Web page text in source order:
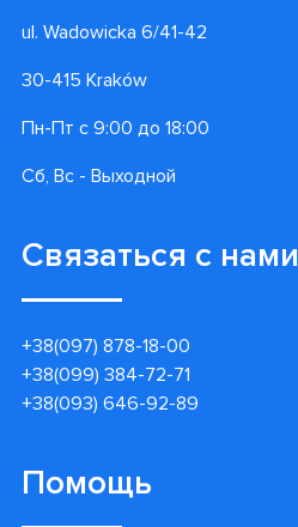
ul. Wadowicka 6/41-42
30-415 Kraków
Пн-Пт с 9:00 до 18:00
Сб, Вс - Выходной
Связаться с нами
+38(097) 878-18-00
+38(099) 384-72-71
+38(093) 646-92-89
Помощь